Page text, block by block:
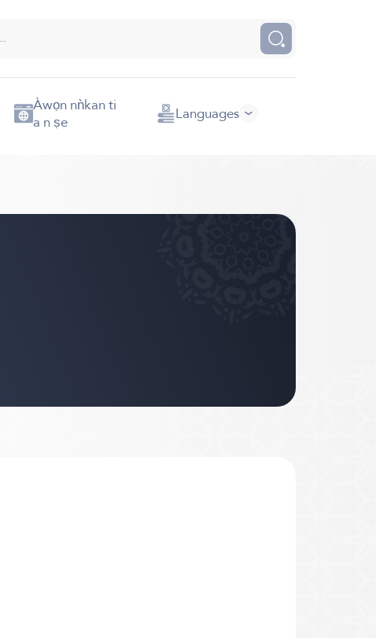
Àwọn nǹkan ti
a n ṣe Languages